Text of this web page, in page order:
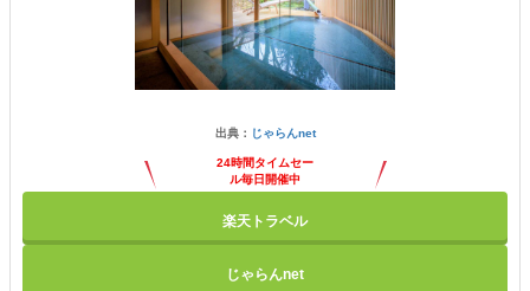
出典： じゃらんnet
24時間タイムセー
ル毎日開催中
楽天トラベル
じゃらんnet